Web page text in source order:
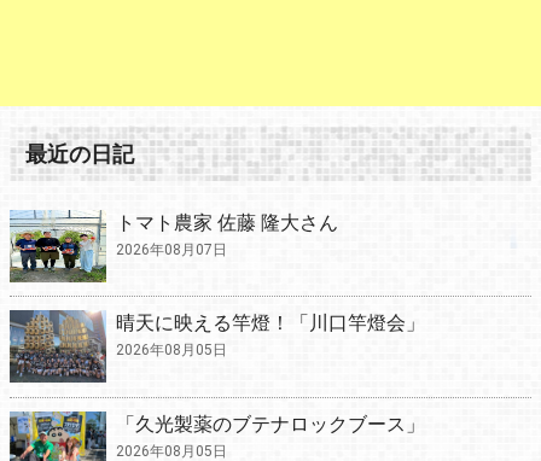
最近の日記
トマト農家 佐藤 隆大さん
2026年08月07日
晴天に映える竿燈！「川口竿燈会」
2026年08月05日
「久光製薬のブテナロックブース」
2026年08月05日